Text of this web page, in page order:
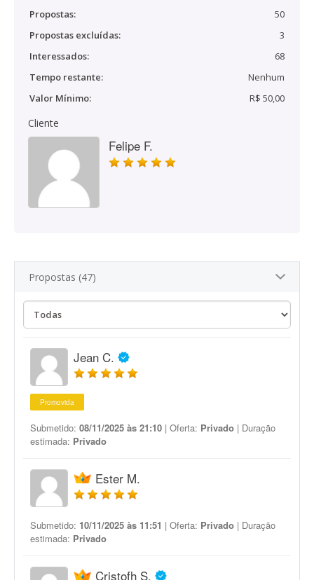
Propostas:
50
Propostas excluídas:
3
Interessados:
68
Tempo restante:
Nenhum
Valor Mínimo:
R$ 50,00
Cliente
Felipe F.
Propostas (47)
Jean C.
Promovida
Submetido: 08/11/2025 às 21:10 | Oferta: Privado | Duração
estimada: Privado
Ester M.
Submetido: 10/11/2025 às 11:51 | Oferta: Privado | Duração
estimada: Privado
Cristofh S.